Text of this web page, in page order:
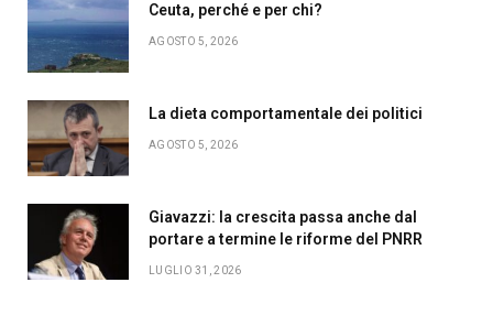
Ceuta, perché e per chi?
AGOSTO 5, 2026
La dieta comportamentale dei politici
AGOSTO 5, 2026
Giavazzi: la crescita passa anche dal
portare a termine le riforme del PNRR
LUGLIO 31, 2026